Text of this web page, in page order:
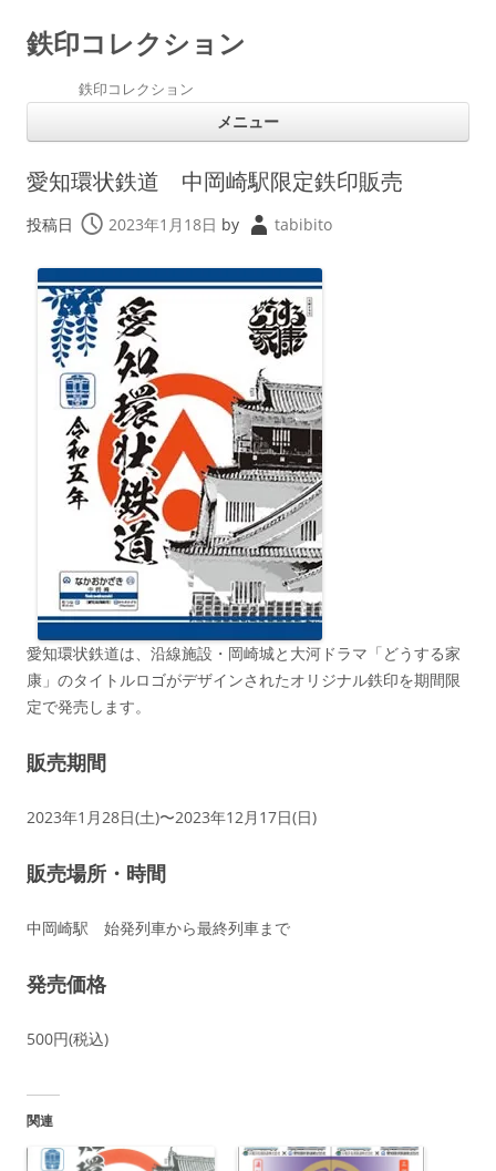
鉄印コレクション
鉄印コレクション
メニュー
愛知環状鉄道 中岡崎駅限定鉄印販売
投稿日 2023年1月18日 by tabibito
愛知環状鉄道は、沿線施設・岡崎城と大河ドラマ「どうする家
康」のタイトルロゴがデザインされたオリジナル鉄印を期間限
定で発売します。
販売期間
2023年1月28日(土)〜2023年12月17日(日)
販売場所・時間
中岡崎駅 始発列車から最終列車まで
発売価格
500円(税込)
関連